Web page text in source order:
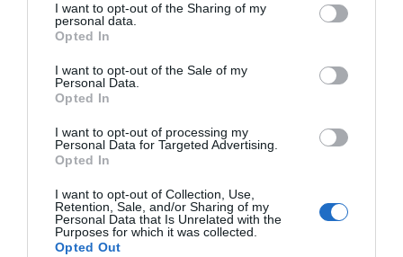
I want to opt-out of the Sharing of my
personal data.
Opted In
I want to opt-out of the Sale of my
Personal Data.
Opted In
I want to opt-out of processing my
Personal Data for Targeted Advertising.
Opted In
I want to opt-out of Collection, Use,
Retention, Sale, and/or Sharing of my
Personal Data that Is Unrelated with the
Purposes for which it was collected.
Opted Out
melhores séries de 2019 mas neste momento não
tenho qualquer hesitação em entregar a “Dark” a
coroa na lista de melhores do ano. E, decorrido
meio ano e salvo agradáveis surpresas, só vejo
tesouro alemão da Netflix. Por falar em Netflix,
embora haja “
começa a fazer sentido ponderar “Dark” como a
melhor série original Netflix…